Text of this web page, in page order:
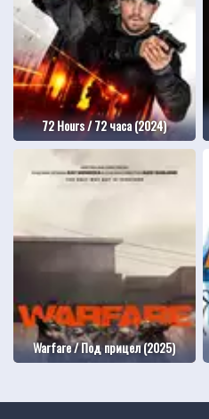
72 Hours / 72 часа (2024)
Warfare / Под прицел (2025)